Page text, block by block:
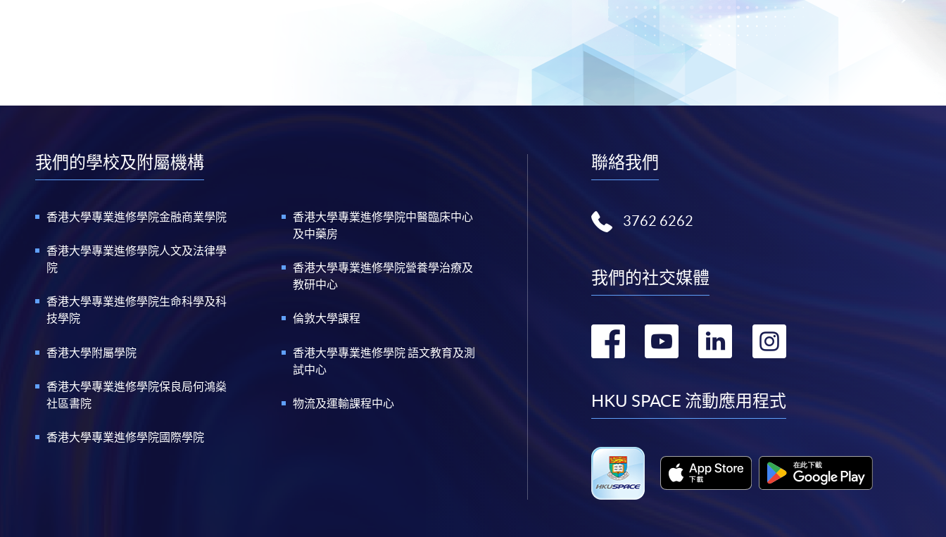
我們的學校及附屬機構
香港大學專業進修學院金融商業學院
香港大學專業進修學院人文及法律學
院
香港大學專業進修學院生命科學及科
技學院
香港大學附屬學院
香港大學專業進修學院保良局何鴻燊
社區書院
香港大學專業進修學院國際學院
香港大學專業進修學院中醫臨床中心
及中藥房
香港大學專業進修學院營養學治療及
教研中心
倫敦大學課程
香港大學專業進修學院 語文教育及測
試中心
物流及運輸課程中心
聯絡我們
3762 6262
我們的社交媒體
轉
facebook
轉
youtube
轉
linkedin
轉
instagram
HKU SPACE 流動應用程式